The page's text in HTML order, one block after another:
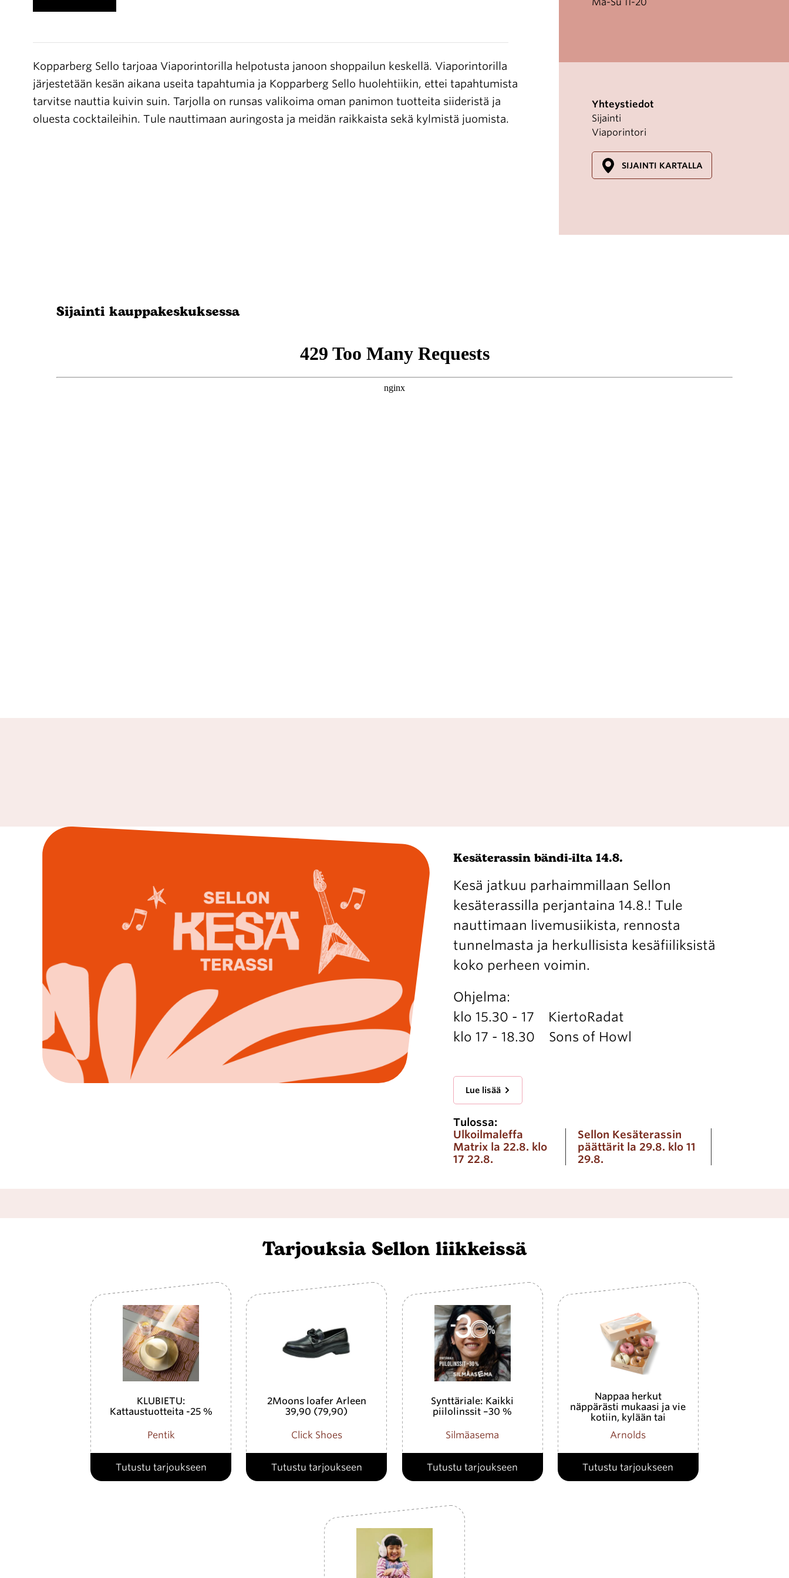
Yhteystiedot
Kopparberg Sello tarjoaa Viaporintorilla helpotusta janoon shoppailun keskellä. Viaporintorilla
järjestetään kesän aikana useita tapahtumia ja Kopparberg Sello huolehtiikin, ettei tapahtumista
tarvitse nauttia kuivin suin. Tarjolla on runsas valikoima oman panimon tuotteita siideristä ja
oluesta cocktaileihin. Tule nauttimaan auringosta ja meidän raikkaista sekä kylmistä juomista.
Yhteystiedot
Sijainti
Viaporintori
SIJAINTI KARTALLA
Sijainti kauppakeskuksessa
Kesäterassin bändi-ilta 14.8.
Kesä jatkuu parhaimmillaan Sellon
kesäterassilla perjantaina 14.8.! Tule
nauttimaan livemusiikista, rennosta
tunnelmasta ja herkullisista kesäfiiliksistä
koko perheen voimin.
Ohjelma:
klo 15.30 - 17 KiertoRadat
klo 17 - 18.30 Sons of Howl
Lue lisää
Tulossa:
Ulkoilmaleffa
Matrix la 22.8. klo
17 22.8.
Sellon Kesäterassin
päättärit la 29.8. klo 11
29.8.
Tarjouksia Sellon liikkeissä
KLUBIETU:
Kattaustuotteita -25 %
Pentik
Tutustu tarjoukseen
2Moons loafer Arleen
39,90 (79,90)
Click Shoes
Tutustu tarjoukseen
Synttäriale: Kaikki
piilolinssit –30 %
Silmäasema
Tutustu tarjoukseen
Nappaa herkut
näppärästi mukaasi ja vie
kotiin, kylään tai
Arnolds
Tutustu tarjoukseen